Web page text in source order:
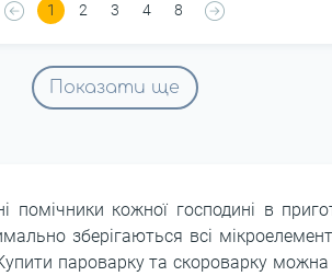
1 2 3 4 8
Показати ще
помічники кожної господині в
зберігаються всі
пароварку та скороварку можна